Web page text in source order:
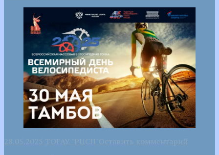
28.05.2025 ТОГАУ "РЦСП" Оставить комментарий